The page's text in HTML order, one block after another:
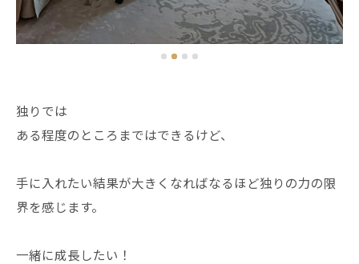
独りでは
ある程度のところまではできるけど、
手に入れたい結果が大きくなればなるほど独りの力の限
界を感じます。
一緒に成長したい！